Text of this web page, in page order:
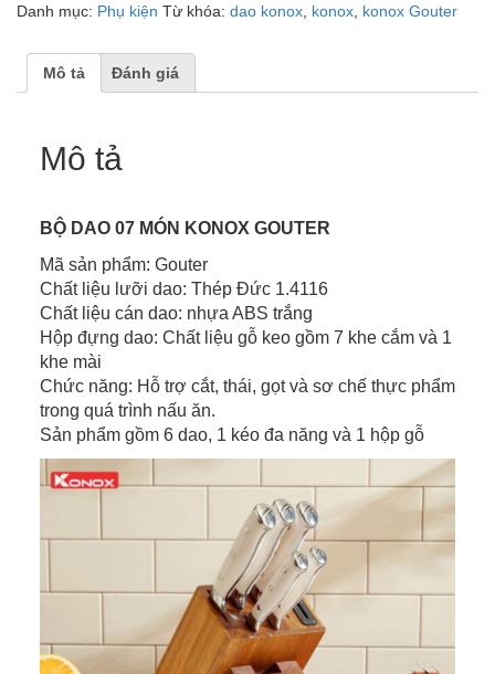
KONOX
số
lượng
Danh mục: Phụ kiện Từ khóa: dao konox konox konox Gouter
Mô tả Đánh giá
Mô tả
BỘ DAO 07 MÓN KONOX GOUTER
Mã sản phẩm: Gouter
Chất liệu lưỡi dao: Thép Đức 1.4116
Chất liệu cán dao: nhựa ABS trắng
Hộp đựng dao: Chất liệu gỗ keo gồm 7 khe cắm và 1
khe mài
Chức năng: Hỗ trợ cắt, thái, gọt và sơ chế thực phẩm
trong quá trình nấu ăn.
Sản phẩm gồm 6 dao, 1 kéo đa năng và 1 hộp gỗ